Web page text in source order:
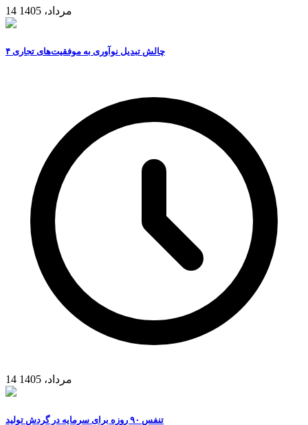
14 مرداد، 1405
۴ چالش تبدیل نوآوری به موفقیت‌های تجاری
14 مرداد، 1405
تنفس ۹۰ روزه برای سرمایه در گردش تولید